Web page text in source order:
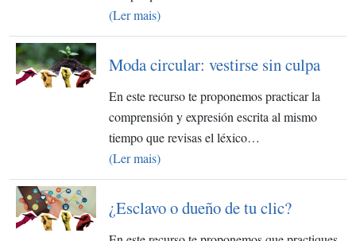
(Ler mais)
Moda circular: vestirse sin culpa
En este recurso te proponemos practicar la
comprensión y expresión escrita al mismo
tiempo que revisas el léxico…
(Ler mais)
¿Esclavo o dueño de tu clic?